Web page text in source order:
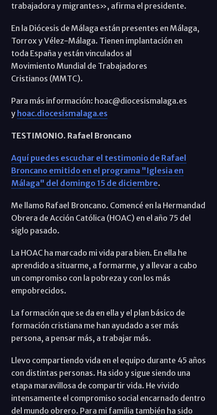
trabajadora y migrantes», afirma el presidente.
En la Diócesis de Málaga están presentes en Málaga,
Torrox y Vélez-Málaga. Tienen implantación en
toda España y están vinculados al
Movimiento Mundial de Trabajadores
Cristianos (MMTC).
Para más información: hoac@diocesismalaga.es
y hoac.diocesismalaga.es
TESTIMONIO. Rafael Broncano
Aquí puedes escuchar el testimonio de Rafael
Broncano emitido en el programa "Iglesia en
Málaga" del domingo 15 de diciembre.
Me llamo Rafael Broncano. Comencé en la Hermandad
Obrera de Acción Católica (HOAC) en el año 75 del
siglo pasado.
La HOAC ha marcado mi vida para bien. En ella he
aprendido a situarme, a formarme, y a llevar a cabo
un compromiso con la pobreza y con los más
empobrecidos.
La formación que se da en ella y el plan básico de
formación cristiana me han ayudado a ser más
persona, a pensar más, a trabajar más.
Llevo compartiendo vida en el equipo durante 45 años
con distintas personas. Ha sido y sigue siendo una
etapa maravillosa de compartir vida. He vivido
intensamente el compromiso social encarnado dentro
del mundo obrero. Para mi familia también ha sido